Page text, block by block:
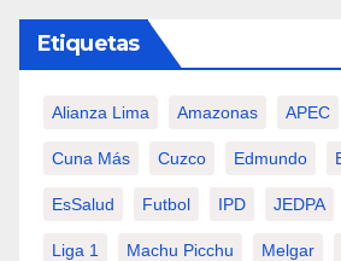
Etiquetas
Alianza Lima Amazonas APEC
Cuna Más Cuzco Edmundo
EsSalud Futbol IPD JEDPA
Liga 1 Machu Picchu Melgar